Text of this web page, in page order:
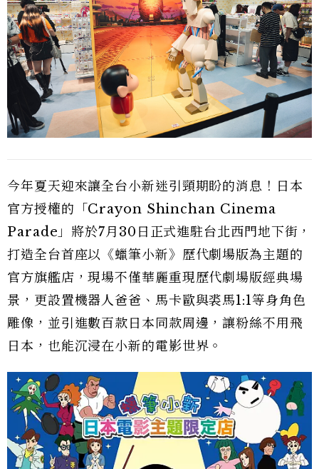
今年夏天迎來讓全台小新迷引頸期盼的消息！日本
官方授權的「Crayon Shinchan Cinema
Parade」將於7月30日正式進駐台北西門地下街，
打造全台首座以《蠟筆小新》歷代劇場版為主題的
官方旗艦店，現場不僅華麗重現歷代劇場版經典場
景，更設置機器人爸爸、馬卡歐與裘馬1:1等身角色
雕像，並引進數百款日本同款周邊，讓粉絲不用飛
日本，也能沉浸在小新的電影世界。